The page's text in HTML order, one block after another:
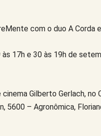
com o duo A Corda
às 17h e 30 às 19h de
cinema Gilberto Gerlach, no
5600 – Agronômica,